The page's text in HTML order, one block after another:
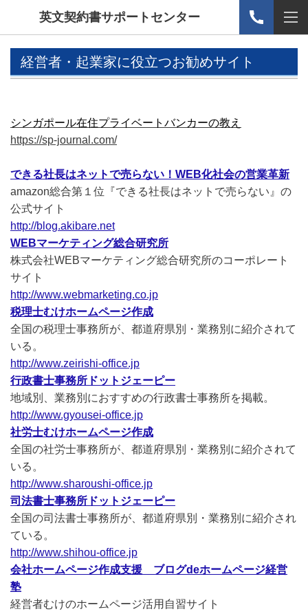
英文契約書サポートセンター
経営者・起業家に役立つお勧めサイト
シンガポール在住プライベートバンカーの教え
https://sp-journal.com/
できる社長はネットで売らない！WEB化社会の営業革新
amazon総合第１位『できる社長はネットで売らない』の
公式サイト
http://blog.akibare.net
WEBマーケティング総合研究所
株式会社WEBマーケティング総合研究所のコーポレート
サイト
http://www.webmarketing.co.jp
税理士むけホームページ作成
全国の税理士事務所が、都道府県別・業務別に紹介されて
いる。
http://www.zeirishi-office.jp
行政書士事務所ドットジェーピー
地域別、業務別におすすめの行政書士事務所を掲載。
http://www.gyousei-office.jp
社労士むけホームページ作成
全国の社労士事務所が、都道府県別・業務別に紹介されて
いる。
http://www.sharoushi-office.jp
司法書士事務所ドットジェーピー
全国の司法書士事務所が、都道府県別・業務別に紹介され
ている。
http://www.shihou-office.jp
会社ホームページ作成支援 ブログdeホームページ経営
塾
経営者むけのホームページ活用自習サイト